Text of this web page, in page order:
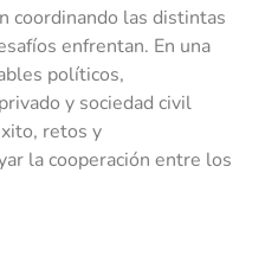
coordinando las distintas
enfrentan. En una
políticos,
y sociedad civil
retos y
la cooperación entre los